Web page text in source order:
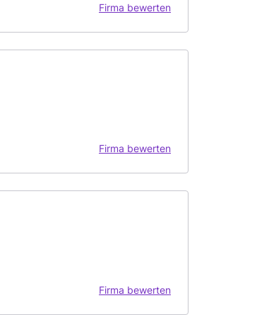
Firma bewerten
Firma bewerten
Firma bewerten